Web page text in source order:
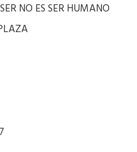
NO ES SER HUMANO